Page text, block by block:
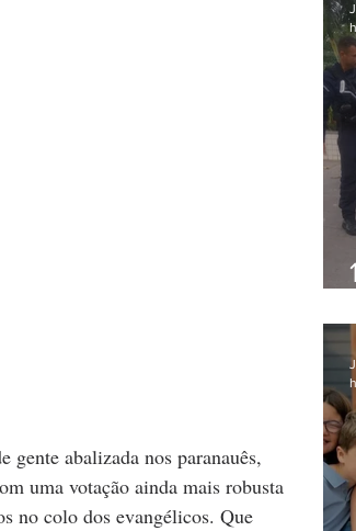
abalizada nos paranauês,
uma votação ainda mais robusta
no colo dos evangélicos. Que